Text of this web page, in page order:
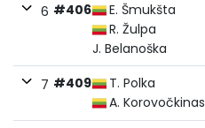
6 #406
E. Šmukšta
R. Žulpa
J. Belanoška
7 #409
T. Polka
A. Korovočkinas